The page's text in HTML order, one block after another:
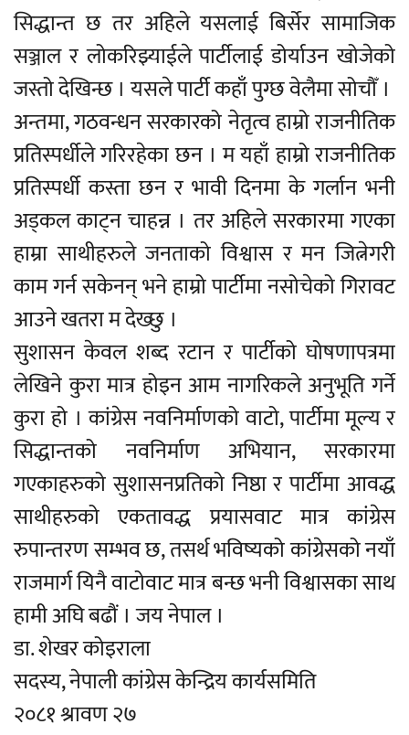
सिद्धान्त छ तर अहिले यसलाई बिर्सेर सामाजिक
सञ्जाल र लोकरिझ्याईले पार्टीलाई डोर्याउन खोजेको
जस्तो देखिन्छ । यसले पार्टी कहाँ पुग्छ वेलैमा सोचौँ ।
अन्तमा, गठवन्धन सरकारको नेतृत्व हाम्रो राजनीतिक
प्रतिस्पर्धीले गरिरहेका छन । म यहाँ हाम्रो राजनीतिक
प्रतिस्पर्धी कस्ता छन र भावी दिनमा के गर्लान भनी
अड्कल काट्न चाहन्न । तर अहिले सरकारमा गएका
हाम्रा साथीहरुले जनताको विश्वास र मन जित्नेगरी
काम गर्न सकेनन् भने हाम्रो पार्टीमा नसोचेको गिरावट
आउने खतरा म देख्छु ।
सुशासन केवल शब्द रटान र पार्टीको घोषणापत्रमा
लेखिने कुरा मात्र होइन आम नागरिकले अनुभूति गर्ने
कुरा हो । कांग्रेस नवनिर्माणको वाटो, पार्टीमा मूल्य र
सिद्धान्तको नवनिर्माण अभियान, सरकारमा
गएकाहरुको सुशासनप्रतिको निष्ठा र पार्टीमा आवद्ध
साथीहरुको एकतावद्ध प्रयासवाट मात्र कांग्रेस
रुपान्तरण सम्भव छ, तसर्थ भविष्यको कांग्रेसको नयाँ
राजमार्ग यिनै वाटोवाट मात्र बन्छ भनी विश्वासका साथ
हामी अघि बढौं । जय नेपाल ।
डा. शेखर कोइराला
सदस्य, नेपाली कांग्रेस केन्द्रिय कार्यसमिति
२०८१ श्रावण २७